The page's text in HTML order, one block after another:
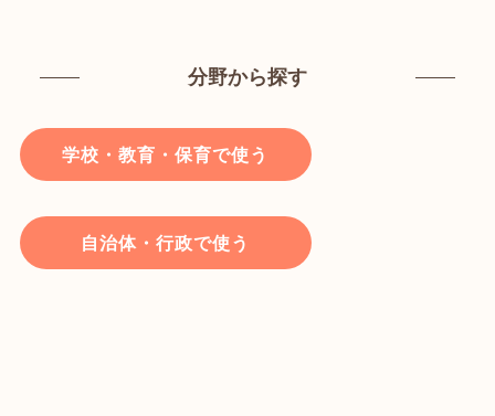
分野から探す
学校・教育・保育で使う
自治体・行政で使う